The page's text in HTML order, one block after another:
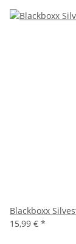
Blackboxx
15,99 € *